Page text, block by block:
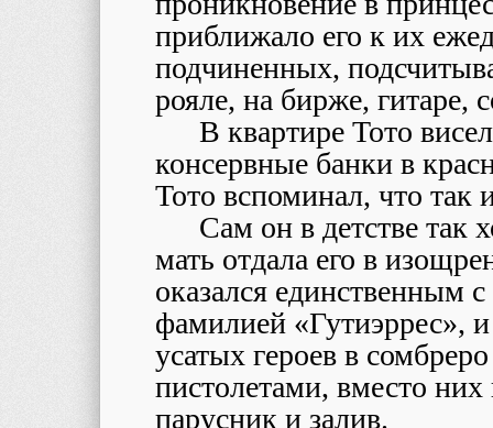
приближало его к их
подчиненных,
рояле, на бирже, гитаре,
В квартире Тото
консервные банки в
Тото вспоминал, что так
Сам он в детстве так
мать отдала его в
оказался единственным
фамилией «Гутиэррес»,
усатых героев в
пистолетами, вместо
парусник и залив.